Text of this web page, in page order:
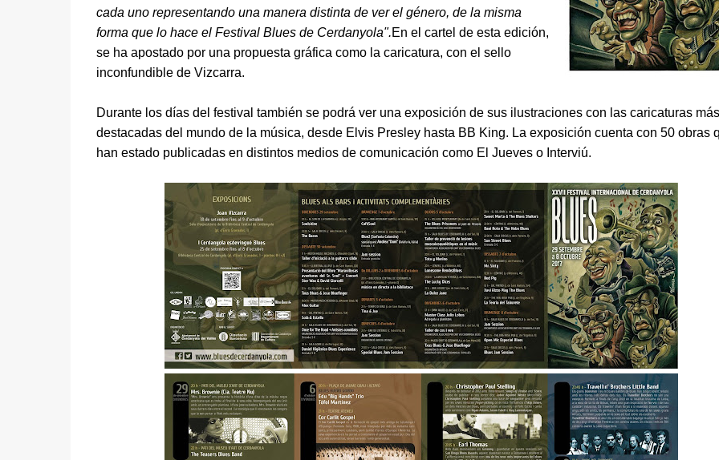
cada uno representando una manera distinta de ver el género, de la misma
forma que lo hace el Festival Blues de Cerdanyola".En el cartel de esta edición,
se ha apostado por una propuesta gráfica como la caricatura, con el sello
inconfundible de Vizcarra.
Durante los días del festival también se podrá ver una exposición de sus ilustraciones con las caricaturas más
destacadas del mundo de la música, desde Elvis Presley hasta BB King. La exposición cuenta con 50 obras
han estado publicadas en distintos medios de comunicación como El Jueves o Interviú.